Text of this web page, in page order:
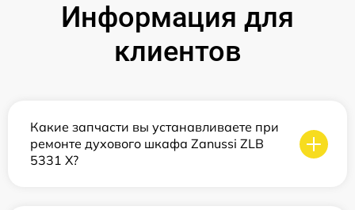
Информация для
клиентов
Какие запчасти вы устанавливаете при
ремонте духового шкафа Zanussi ZLB
5331 X?